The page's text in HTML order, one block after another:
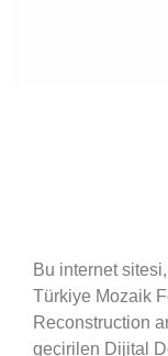
Bu internet
Türkiye Mozaik
Reconstruction
geçirilen Dijital